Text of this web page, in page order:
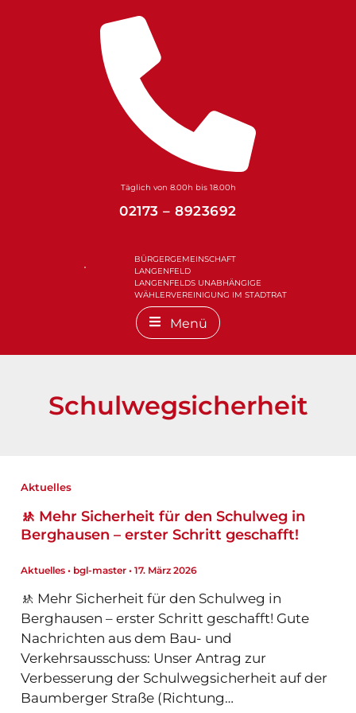
Täglich von 8.00h bis 18.00h
02173 – 8923692
BÜRGERGEMEINSCHAFT
LANGENFELD
LANGENFELDS UNABHÄNGIGE
WÄHLERVEREINIGUNG IM STADTRAT
Menü
Schulwegsicherheit
Aktuelles
🚸 Mehr Sicherheit für den Schulweg in
Berghausen – erster Schritt geschafft!
Aktuelles• bgl-master • 17. März 2026
🚸 Mehr Sicherheit für den Schulweg in
Berghausen – erster Schritt geschafft! Gute
Nachrichten aus dem Bau- und
Verkehrsausschuss: Unser Antrag zur
Verbesserung der Schulwegsicherheit auf der
Baumberger Straße (Richtung…